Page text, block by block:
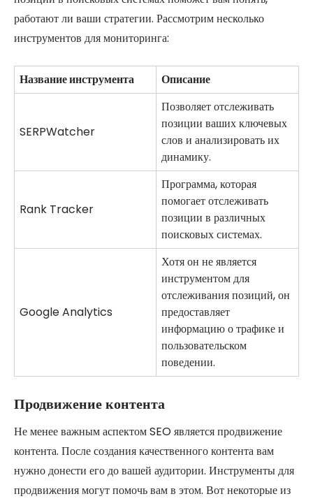
работают ли ваши стратегии. Рассмотрим несколько
инструментов для мониторинга:
Название инструмента Описание
SERPWatcher
Позволяет отслеживать
позиции ваших ключевых
слов и анализировать их
динамику.
Rank Tracker
Программа, которая
помогает отслеживать
позиции в различных
поисковых системах.
Google Analytics
Хотя он не является
инструментом для
отслеживания позиций, он
предоставляет
информацию о трафике и
пользовательском
поведении.
Продвижение контента
Не менее важным аспектом SEO является продвижение
контента. После создания качественного контента вам
нужно донести его до вашей аудитории. Инструменты для
продвижения могут помочь вам в этом. Вот некоторые из